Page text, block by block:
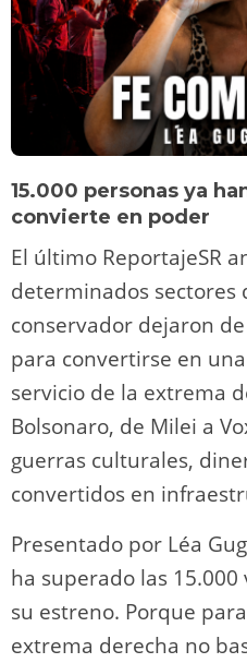
15.000 personas ya
convierte en poder
El último ReportajeSR
determinados sectores
conservador dejaron
para convertirse en
servicio de la extrema
Bolsonaro, de Milei a
guerras culturales,
convertidos en
Presentado por Léa
ha superado las
su estreno. Porque
extrema derecha no